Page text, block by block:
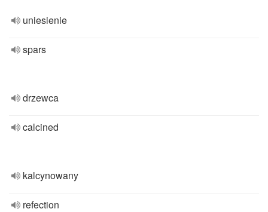
uniesienie
spars
drzewca
calcined
kalcynowany
refection